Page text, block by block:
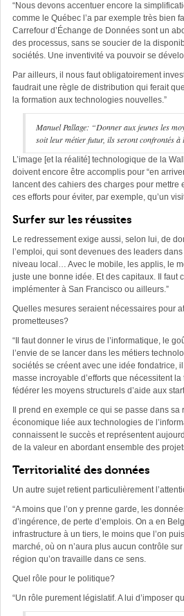
“Nous devons accentuer encore la
comme le Québec l’a par exemple très bien
Carrefour d’Échange de Données sont un
des processus, sans se soucier de la
sociétés. Une inventivité va pouvoir se
Par ailleurs, il nous faut obligatoirement
faudrait une règle de distribution qui ferait
la formation aux technologies nouvelles.”
Manuel Pallage: “Donner aux jeunes les
soit leur métier futur, ils seront confrontés à
L’image [et la réalité] technologique de la
doivent encore être accomplis pour “en
lancent des cahiers des charges pour mettre
ces efforts pour éviter, par exemple, qu’un
Surfer sur les réussites
Le redressement exige aussi, selon lui, de
l’emploi, qui sont devenues des leaders
niveau local… Avec le mobile, les applis, le
juste une bonne idée. Et des capitaux. Il faut
implémenter à San Francisco ou ailleurs.”
Quelles mesures seraient nécessaires pour
prometteuses?
“Il faut donner le virus de l’informatique, le
l’envie de se lancer dans les métiers
sociétés se créent avec une idée fondatrice,
masse incroyable d’efforts que nécessitent
fédérer les moyens structurels d’aide aux
Il prend en exemple ce qui se passe dans
économique liée aux technologies de
connaissent le succès et représentent
de la valeur en abordant ensemble des
Territorialité des données
Un autre sujet retient particulièrement
“A moins que l’on y prenne garde, les
d’ingérence, de perte d’emplois. On a en
infrastructure à un tiers, le moins que l’on
marché, où on n’aura plus aucun contrôle
région qu’on travaille dans ce sens.
Quel rôle pour le politique?
“Un rôle purement législatif. A lui d’imposer